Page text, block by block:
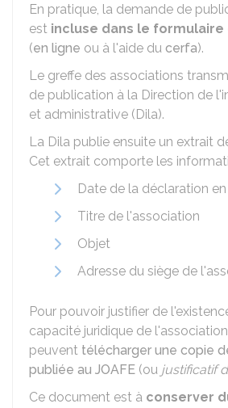
En pratique, la demande de
est incluse dans le
(en ligne ou à l'aide du cerfa).
Le greffe des associations
de publication à la Direction de
et administrative (Dila).
La Dila publie ensuite un extrait
Cet extrait comporte les
Date de la déclaration
Titre de l'association
Objet
Adresse du siège de
Pour pouvoir justifier de
capacité juridique de
peuvent télécharger une copie
publiée au JOAFE (ou justificatif
Ce document est à conserver